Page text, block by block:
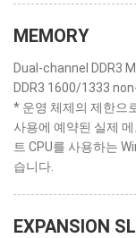
MEMORY
Dual-channel DDR3
DDR3 1600/1333
* 운영 체제의 제한으
사용에 예약된 실제
트 CPU를 사용하는
습니다.
EXPANSION